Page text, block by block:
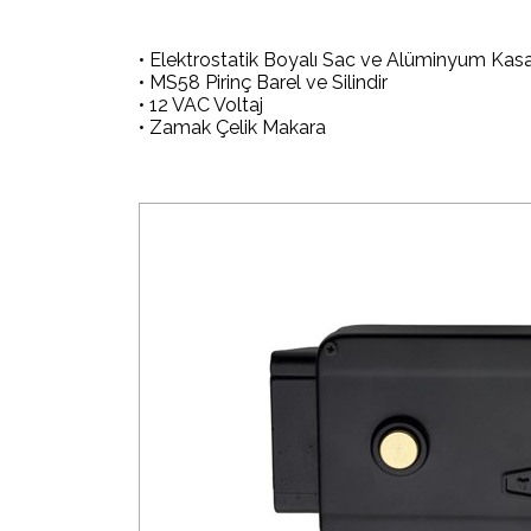
• Elektrostatik Boyalı Sac ve Alüminyum
• MS58 Pirinç Barel ve Silindir
• 12 VAC Voltaj
• Zamak Çelik Makara